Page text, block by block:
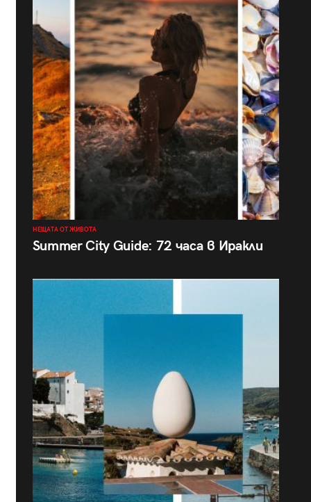
НЕЩАТА ОТ ЖИВОТА
Summer City Guide: 72 часа в Иракли